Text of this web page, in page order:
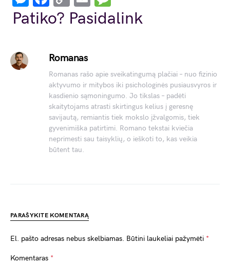
Link
Patiko? Pasidalink
Romanas
Romanas rašo apie sveikatingumą plačiai – nuo fizinio
aktyvumo ir mitybos iki psichologinės pusiausvyros ir
kasdienio sąmoningumo. Jo tikslas – padėti
skaitytojams atrasti skirtingus kelius į geresnę
savijautą, remiantis tiek mokslo įžvalgomis, tiek
gyvenimiška patirtimi. Romano tekstai kviečia
neprimesti sau taisyklių, o ieškoti to, kas veikia
būtent tau.
PARAŠYKITE KOMENTARĄ
El. pašto adresas nebus skelbiamas. Būtini laukeliai pažymėti *
Komentaras *